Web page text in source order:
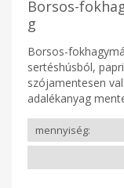
Borsos-
g
Borsos-
sertéshúsból,
szójamentesen
adalékanyag